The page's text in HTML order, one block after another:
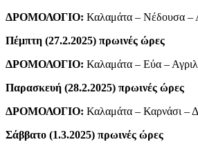
ΔΡΟΜΟΛΟΓΙΟ: Καλαμάτα – Νέδουσα –
Πέμπτη (27.2.2025) πρωινές ώρες
ΔΡΟΜΟΛΟΓΙΟ: Καλαμάτα – Εύα –
Παρασκευή (28.2.2025) πρωινές ώρες
ΔΡΟΜΟΛΟΓΙΟ: Καλαμάτα – Καρνάσι –
Σάββατο (1.3.2025) πρωινές ώρες